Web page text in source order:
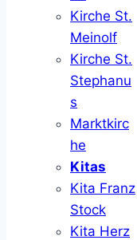
Kirche St.
Meinolf
Kirche St.
Stephanu
s
Marktkirc
he
Kitas
Kita Franz
Stock
Kita Herz